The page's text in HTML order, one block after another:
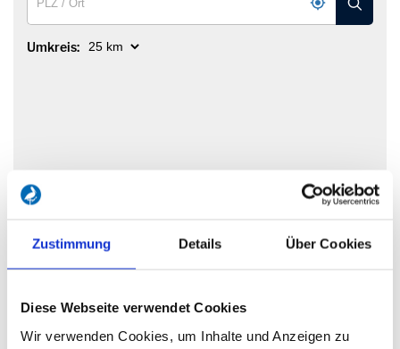
Zustimmung Details Über Cookies
Diese Webseite verwendet Cookies
Wir verwenden Cookies, um Inhalte und Anzeigen zu
Umkreis: